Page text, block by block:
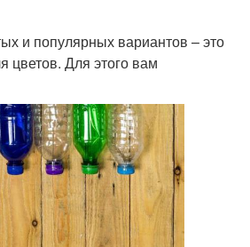
и популярных вариантов – это
цветов. Для этого вам